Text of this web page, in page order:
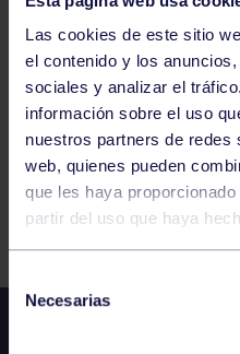
Las cookies de este sitio
el contenido y los
sociales y analizar el
información sobre el uso
nuestros partners de redes
web, quienes pueden
que les haya
partir del uso que haya
Necesarias
649 650 651